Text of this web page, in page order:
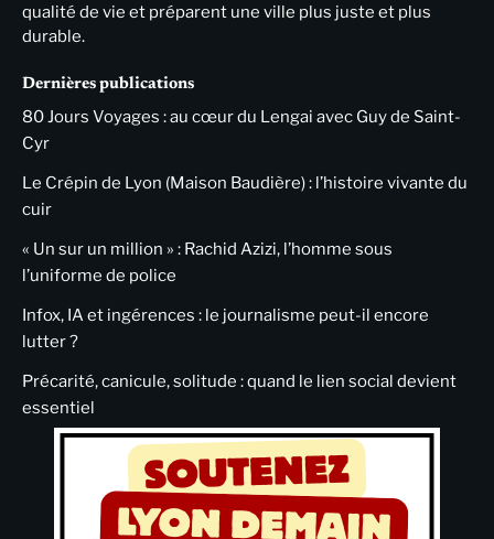
qualité de vie et préparent une ville plus juste et plus
durable.
Dernières publications
80 Jours Voyages : au cœur du Lengai avec Guy de Saint-
Cyr
Le Crépin de Lyon (Maison Baudière) : l’histoire vivante du
cuir
« Un sur un million » : Rachid Azizi, l’homme sous
l’uniforme de police
Infox, IA et ingérences : le journalisme peut-il encore
lutter ?
Précarité, canicule, solitude : quand le lien social devient
essentiel